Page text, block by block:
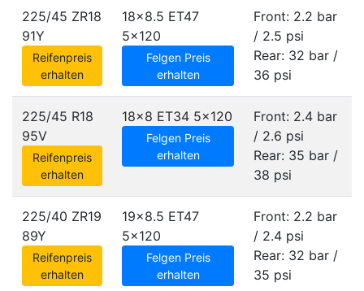
225/45 ZR18
91Y
Reifenpreis
erhalten
18x8.5 ET47
5x120
Felgen Preis
erhalten
Front: 2.2 bar
/ 2.5 psi
Rear: 32 bar /
36 psi
225/45 R18
95V
Reifenpreis
erhalten
18x8 ET34 5x120
Felgen Preis
erhalten
Front: 2.4 bar
/ 2.6 psi
Rear: 35 bar /
38 psi
225/40 ZR19
89Y
Reifenpreis
erhalten
19x8.5 ET47
5x120
Felgen Preis
erhalten
Front: 2.2 bar
/ 2.4 psi
Rear: 32 bar /
35 psi